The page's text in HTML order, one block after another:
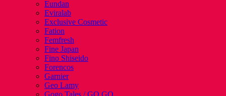
Eundan
Eviralab
Exclusive Cosmetic
Fation
Femfresh
Fine Japan
Fino Shiseido
Forencos
Garnier
Geo Lamy
Gogo Tales / GO GO